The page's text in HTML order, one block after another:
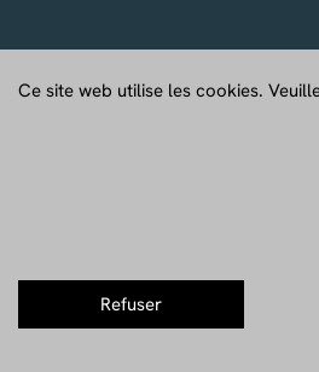
Ce site web utilise les cookies.
Refuser